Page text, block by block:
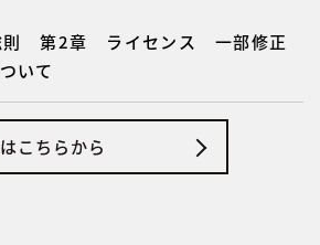
則 第2章 ライセンス 一部修正
いて
こちらから